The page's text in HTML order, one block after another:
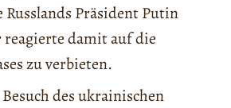
Präsident Putin
damit auf die
zu verbieten.
des ukrainischen